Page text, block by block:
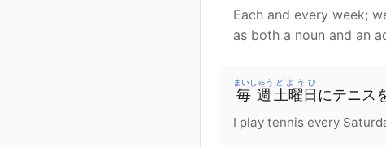
Each and every week;
as both a noun and an
毎週
まいしゅう
土曜日
どようび
にテニス
I play tennis every